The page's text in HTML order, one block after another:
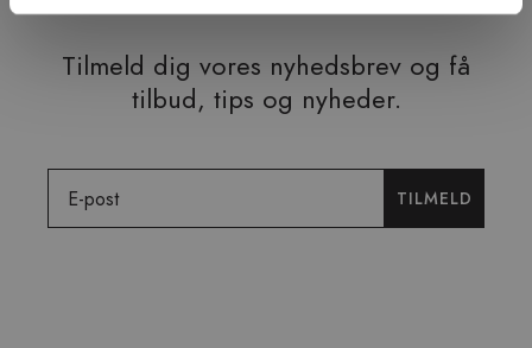
Tilmeld dig vores nyhedsbrev og få
tilbud, tips og nyheder.
TILMELD